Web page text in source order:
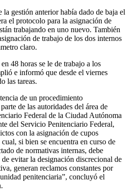
la gestión anterior había dado de baja el
el protocolo para la asignación de
trabajando en uno nuevo. También
de trabajo de los dos internos
claro.
48 horas se le de trabajo a los
e informó que desde el viernes
las tareas.
de un procedimiento
de las autoridades del área de
Federal de la Ciudad Autónoma
del Servicio Penitenciario Federal,
con la asignación de cupos
si bien se encuentra en curso de
de normativas internas, debe
evitar la designación discrecional de
generan reclamos constantes por
penitenciaria”, concluyó el